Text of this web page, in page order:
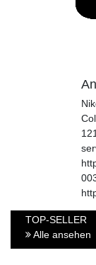
TOP-SELLER
Alle ansehen